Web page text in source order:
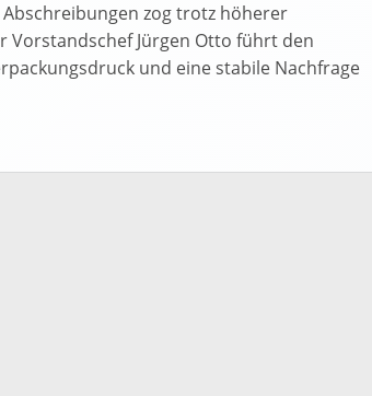
zog trotz höherer
Vorstandschef Jürgen Otto führt den
und eine stabile Nachfrage